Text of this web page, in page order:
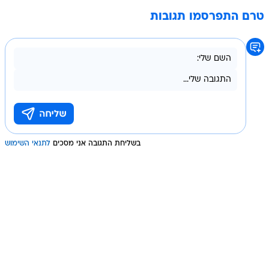
טרם התפרסמו תגובות
בשליחת התגובה אני מסכים לתנאי השימוש